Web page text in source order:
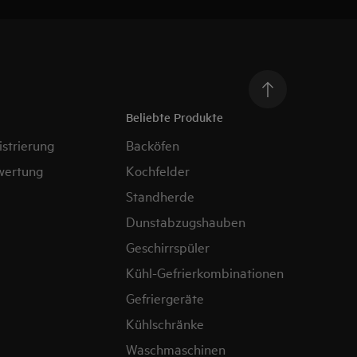
Beliebte Produkte
Backöfen
Kochfelder
Standherde
Dunstabzugshauben
Geschirrspüler
Kühl-Gefrierkombinationen
Gefriergeräte
Kühlschränke
Waschmaschinen